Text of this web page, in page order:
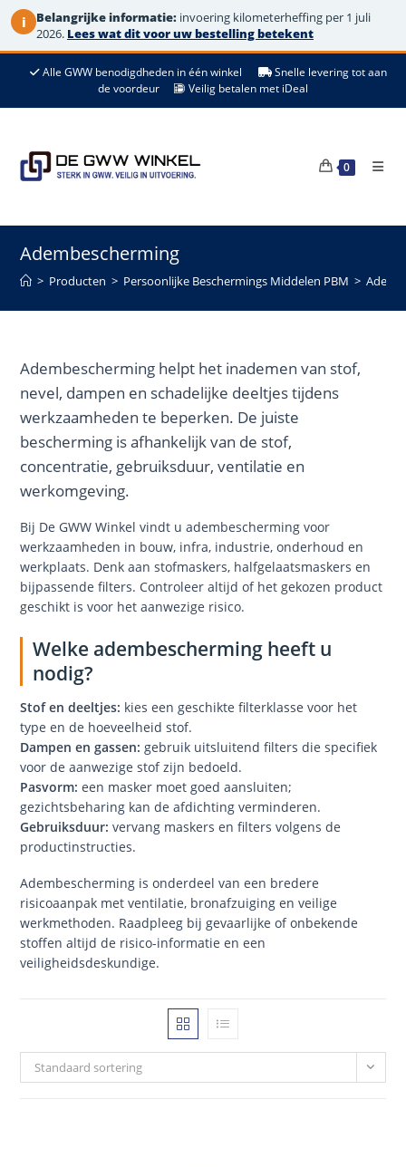
i Belangrijke informatie: invoering kilometerheffing per 1 juli
2026. Lees wat dit voor uw bestelling betekent
de
Alle GWW benodigdheden in één winkel
Snelle levering tot aan
de voordeur
Veilig betalen met iDeal
0
Adembescherming
> Producten > Persoonlijke Beschermings Middelen PBM >
Adembescherming helpt het inademen van stof,
nevel, dampen en schadelijke deeltjes tijdens
werkzaamheden te beperken. De juiste
bescherming is afhankelijk van de stof,
concentratie, gebruiksduur, ventilatie en
werkomgeving.
Bij De GWW Winkel vindt u adembescherming voor
werkzaamheden in bouw, infra, industrie, onderhoud en
werkplaats. Denk aan stofmaskers, halfgelaatsmaskers en
bijpassende filters. Controleer altijd of het gekozen product
geschikt is voor het aanwezige risico.
Welke adembescherming heeft u
nodig?
Stof en deeltjes: kies een geschikte filterklasse voor het
type en de hoeveelheid stof.
Dampen en gassen: gebruik uitsluitend filters die specifiek
voor de aanwezige stof zijn bedoeld.
Pasvorm: een masker moet goed aansluiten;
gezichtsbeharing kan de afdichting verminderen.
Gebruiksduur: vervang maskers en filters volgens de
productinstructies.
Adembescherming is onderdeel van een bredere
risicoaanpak met ventilatie, bronafzuiging en veilige
werkmethoden. Raadpleeg bij gevaarlijke of onbekende
stoffen altijd de risico-informatie en een
veiligheidsdeskundige.
Standaard sortering